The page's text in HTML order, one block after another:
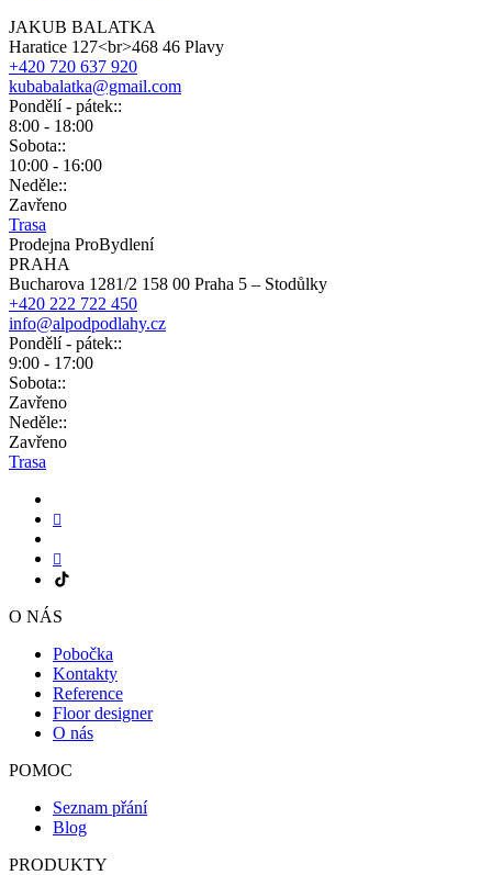
JAKUB BALATKA
Haratice 127<br>468 46 Plavy
+420 720 637 920
kubabalatka@gmail.com
Pondělí - pátek::
8:00 - 18:00
Sobota::
10:00 - 16:00
Neděle::
Zavřeno
Trasa
Prodejna ProBydlení
PRAHA
Bucharova 1281/2 158 00 Praha 5 – Stodůlky
+420 222 722 450
info@alpodpodlahy.cz
Pondělí - pátek::
9:00 - 17:00
Sobota::
Zavřeno
Neděle::
Zavřeno
Trasa
O NÁS
Pobočka
Kontakty
Reference
Floor designer
O nás
POMOC
Seznam přání
Blog
PRODUKTY